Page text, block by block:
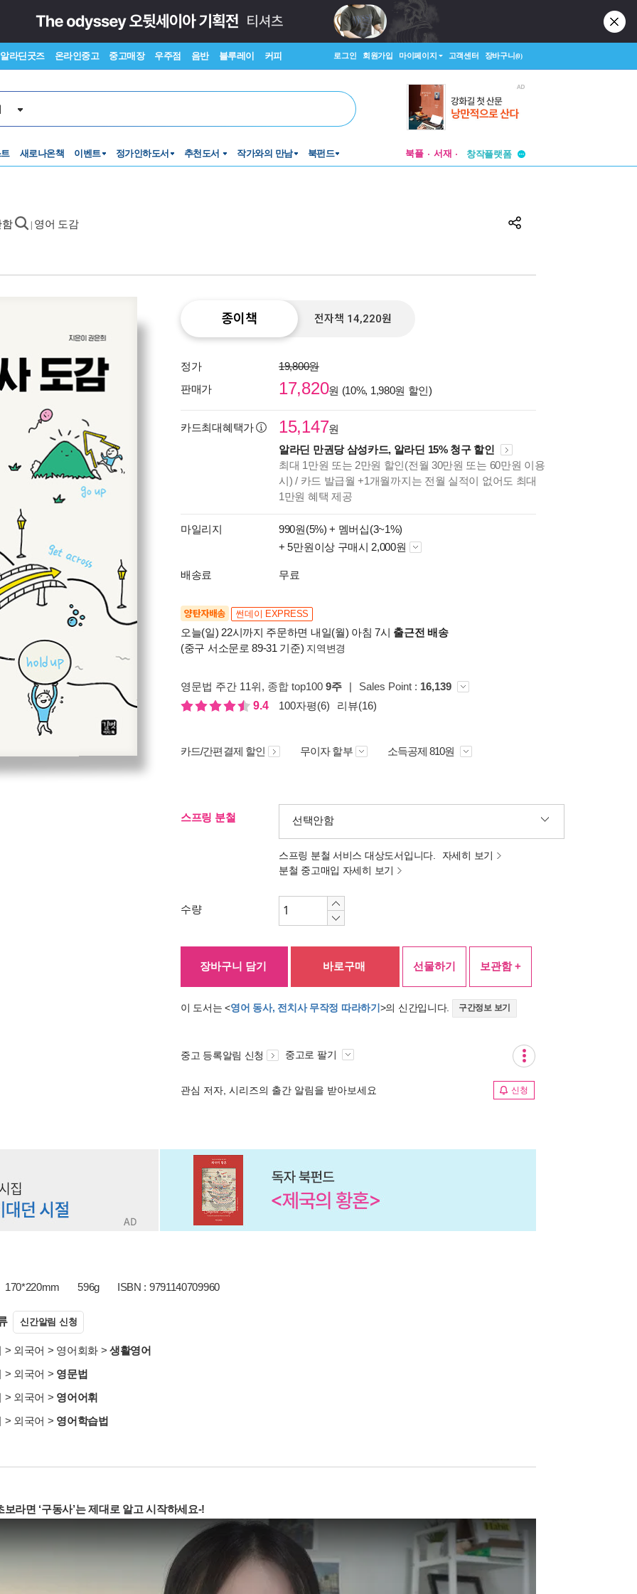
알라딘굿즈 온라인중고 중고매장 우주점 음반 블루레이 커피 로그인 회원가입 마이페이지 고객센터 장바구니(0)
새로나온책 이벤트 정가인하도서 추천도서 작가와의 만남 북펀드 북플 서재
창작플랫폼
함 영어 도감
종이책 전자책 14,220원
정가
19,800원
판매가
17,820원 (10%, 1,980원 할인)
카드최대혜택가 15,147원
알라딘 만권당 삼성카드, 알라딘 15% 청구 할인
최대 1만원 또는 2만원 할인(전월 30만원 또는 60만원 이용
시) / 카드 발급월 +1개월까지는 전월 실적이 없어도 최대
1만원 혜택 제공
마일리지 990원(5%) + 멤버십(3~1%)
+ 5만원이상 구매시 2,000원
배송료 무료
양탄자배송 썬데이 EXPRESS
오늘(일) 22시까지 주문하면 내일(월) 아침 7시 출근전 배송
(중구 서소문로 89-31 기준) 지역변경
영문법 주간 11위, 종합 top100 9주 | Sales Point : 16,139
9.4
100자평(6) 리뷰(16)
카드/간편결제 할인 무이자 할부 소득공제 810원
스프링 분철 선택안함
스프링 분철 서비스 대상도서입니다.
자세히 보기
분철 중고매입 자세히 보기
수량
장바구니 담기 바로구매 선물하기 보관함 +
이 도서는 <영어 동사, 전치사 무작정 따라하기 >의 신간입니다. 구간정보 보기
중고 등록알림 신청 중고로 팔기
관심 저자, 시리즈의 출간 알림을 받아보세요 신청
170*220mm 596g ISBN : 9791140709960
신간알림 신청
> 외국어 > 영어회화>생활영어
> 외국어 > 영문법
> 외국어 > 영어어휘
> 외국어 > 영어학습법
보라면 ‘구동사’는 제대로 알고 시작하세요-!